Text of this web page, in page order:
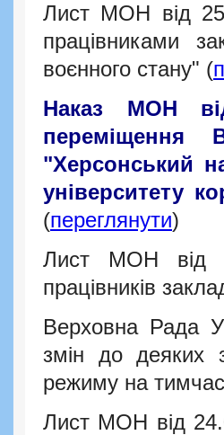
Лист МОН від
працівниками
воєнного стану" (
Наказ МОН
переміщення
"Херсонський
університету
(переглянути)
Лист МОН від
працівників
Верховна Рада
змін до деяких
режиму на
Лист МОН від